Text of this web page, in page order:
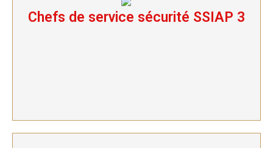
Chefs de service sécurité SSIAP 3
Chefs de service sécurité SSIAP 3